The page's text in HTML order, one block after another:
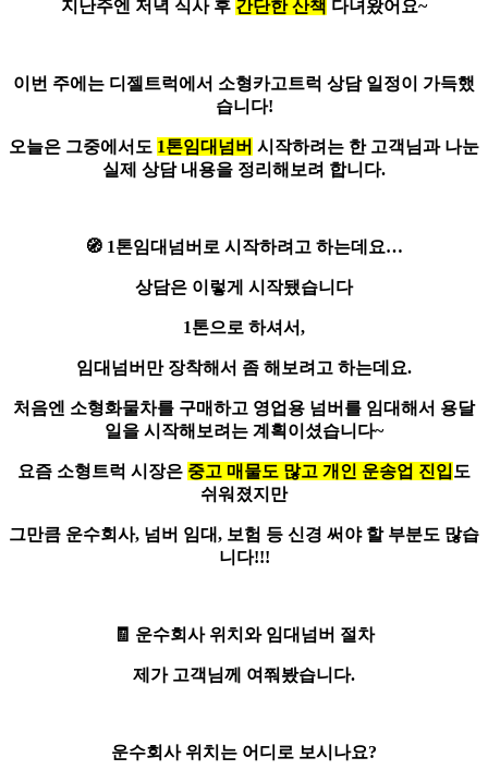
지난주엔 저녁 식사 후 간단한 산책 다녀왔어요~
이번 주에는 디젤트럭에서 소형카고트럭 상담 일정이 가득했
습니다!
오늘은 그중에서도 1톤임대넘버 시작하려는 한 고객님과 나눈
실제 상담 내용을 정리해보려 합니다.
🧭 1톤임대넘버 로 시작하려고 하는데요…
상담은 이렇게 시작됐습니다
1톤으로 하셔서,
임대넘버 만 장착해서 좀 해보려고 하는데요.
처음엔 소형화물차를 구매하고 영업용 넘버를 임대해서 용달
일을 시작해보려는 계획이셨습니다~
요즘 소형트럭 시장은 중고 매물도 많고 개인 운송업 진입도
쉬워졌지만
그만큼 운수회사, 넘버 임대, 보험 등 신경 써야 할 부분도 많습
니다!!!
🧾 운수회사 위치와 임대넘버 절차
제가 고객님께 여쭤봤습니다.
운수회사 위치는 어디로 보시나요?